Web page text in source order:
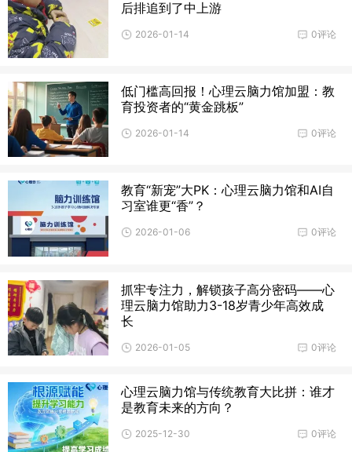
后排追到了中上游
0评论
2026-01-14
低门槛高回报！心理云脑力馆加盟：教
育投资者的“黄金跳板”
0评论
2026-01-14
教育“新宠”大PK：心理云脑力馆和AI自
习室谁更“香”？
0评论
2026-01-06
抓牢专注力，解锁孩子高分密码——心
理云脑力馆助力3-18岁青少年高效成
长
0评论
2026-01-05
心理云脑力馆与传统教育大比拼：谁才
是教育未来的方向？
0评论
2025-12-30